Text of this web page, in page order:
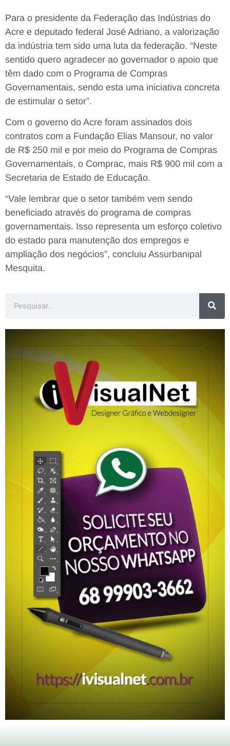
Para o presidente da Federação das Indústrias do
Acre e deputado federal José Adriano, a valorização
da indústria tem sido uma luta da federação. “Neste
sentido quero agradecer ao governador o apoio que
têm dado com o Programa de Compras
Governamentais, sendo esta uma iniciativa concreta
de estimular o setor”.
Com o governo do Acre foram assinados dois
contratos com a Fundação Elias Mansour, no valor
de R$ 250 mil e por meio do Programa de Compras
Governamentais, o Comprac, mais R$ 900 mil com a
Secretaria de Estado de Educação.
“Vale lembrar que o setor também vem sendo
beneficiado através do programa de compras
governamentais. Isso representa um esforço coletivo
do estado para manutenção dos empregos e
ampliação dos negócios”, concluiu Assurbanipal
Mesquita.